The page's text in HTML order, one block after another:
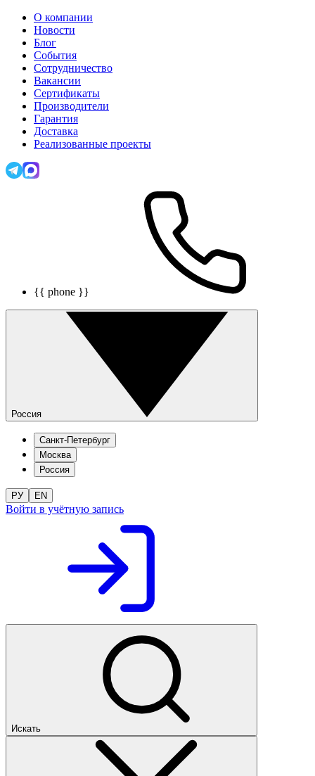
О компании
Новости
Блог
События
Сотрудничество
Вакансии
Сертификаты
Производители
Гарантия
Доставка
Реализованные проекты
{{ phone }}
Россия
Санкт-Петербург
Москва
Россия
РУ EN
Войти в учётную запись
Искать